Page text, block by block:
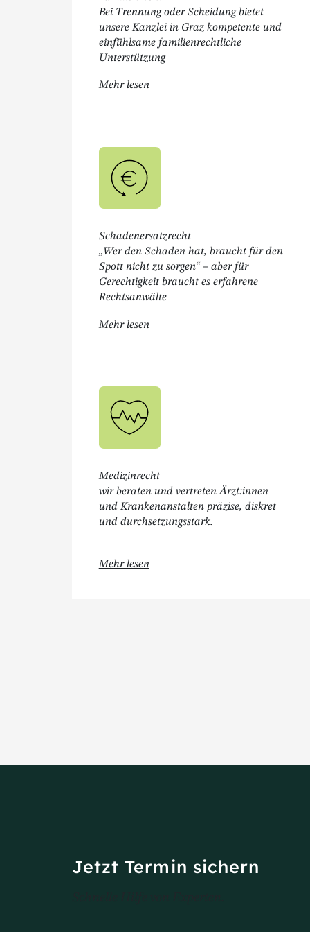
Bei Trennung oder Scheidung bietet
unsere Kanzlei in Graz kompetente und
einfühlsame familienrechtliche
Unterstützung
Mehr lesenÖffnet " Familienrecht "
Schadenersatzrecht
„Wer den Schaden hat, braucht für den
Spott nicht zu sorgen“ – aber für
Gerechtigkeit braucht es erfahrene
Rechtsanwälte
Mehr lesenÖffnet " Schadenersatzrecht "
Medizinrecht
wir beraten und vertreten Ärzt:innen
und Krankenanstalten präzise, diskret
und durchsetzungsstark.
Mehr lesenÖffnet " Medizinrecht "
Jetzt Termin sichern